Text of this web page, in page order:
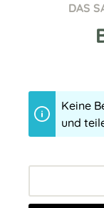
DAS
Keine
und